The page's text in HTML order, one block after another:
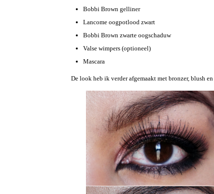
Bobbi Brown gelliner
Lancome oogpotlood zwart
Bobbi Brown zwarte oogschaduw
Valse wimpers (optioneel)
Mascara
De look heb ik verder afgemaakt met bronzer, blush